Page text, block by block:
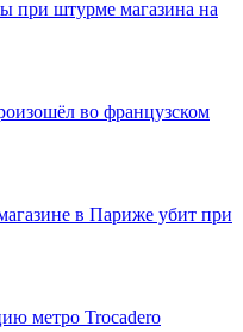
при штурме магазина на
во французском
в Париже убит при
метро Trocadеro